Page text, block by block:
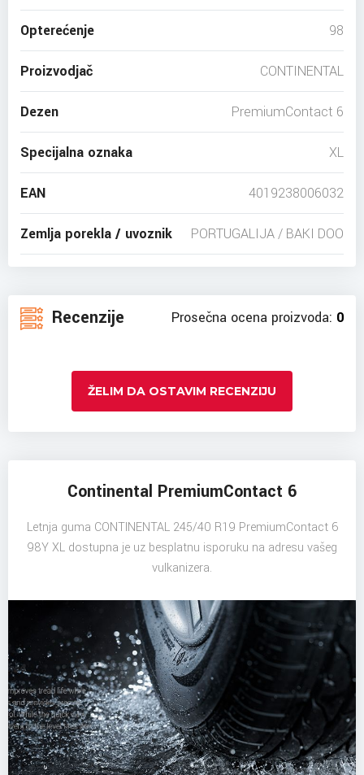
Opterećenje 98
Proizvodjač CONTINENTAL
Dezen PremiumContact 6
Specijalna oznaka XL
EAN 4019238006032
Zemlja porekla / uvoznik PORTUGALIJA / BAKI DOO
Recenzije Prosečna ocena proizvoda: 0
ŽELIM DA OSTAVIM RECENZIJU
Continental PremiumContact 6
Letnja guma CONTINENTAL 245/40 R19 PremiumContact 6
98Y XL dostupna je uz besplatnu isporuku na adresu vašeg
vulkanizera.